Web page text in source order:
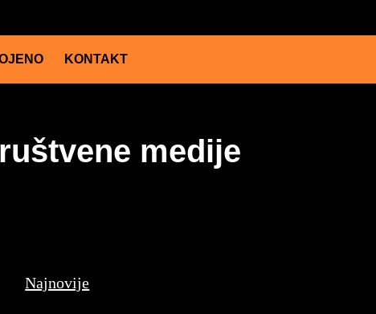
KONTAKT
medije
Najnovije